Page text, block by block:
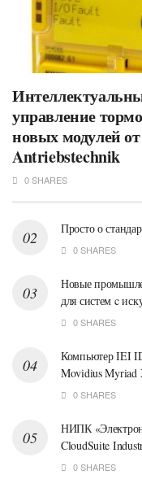
управление
новых модулей
Antriebstechnik
0 SHARES
Просто о
0 SHARES
Новые
для систем c
0 SHARES
Компьютер IEI
Movidius Myriad
0 SHARES
НИПК
CloudSuite
0 SHARES